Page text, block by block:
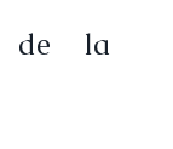
de la